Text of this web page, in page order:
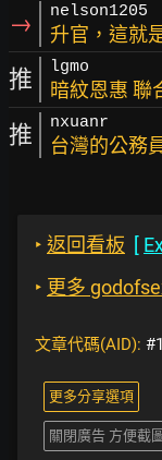
→ nelson1205
升官，這就
推 lgmo
暗紋恩惠 聯
推 nxuanr
台灣的公務
‣ 返回看板 [
‣ 更多
文章代碼(AID):
更多分享選項
關閉廣告 方便截圖